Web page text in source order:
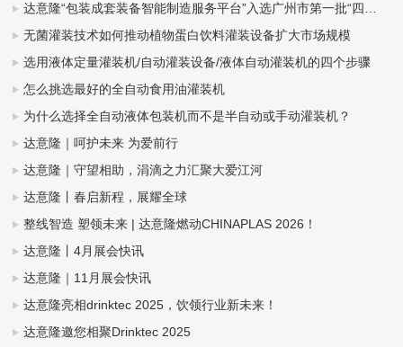
达意隆“包装成套装备智能制造服务平台”入选广州市第一批“四化”赋能重点平台！
无菌灌装技术如何推动植物蛋白饮料灌装设备扩大市场规模
选用液体定量灌装机/自动灌装设备/液体自动灌装机的四个步骤
怎么挑选最好的全自动食用油灌装机
为什么选择全自动液体包装机而不是半自动或手动灌装机？
达意隆｜呵护未来 为爱前行
达意隆｜守望相助，涓滴之力汇聚大爱江河
达意隆丨春启新程，展耀全球
整线智造 塑领未来 | 达意隆燃动CHINAPLAS 2026！
达意隆丨4月展会快讯
达意隆｜11月展会快讯
达意隆亮相drinktec 2025，饮领行业新未来！
达意隆邀您相聚Drinktec 2025